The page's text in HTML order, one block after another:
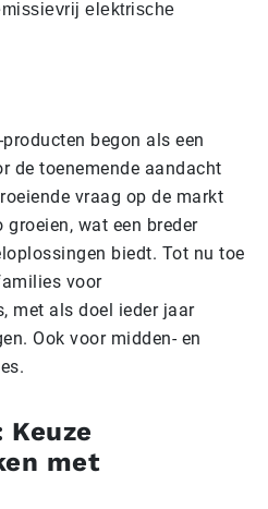
elektrische
begon als een
de toenemende aandacht
vraag op de markt
wat een breder
biedt. Tot nu toe
voor
met als doel ieder jaar
Ook voor midden- en
Keuze
met